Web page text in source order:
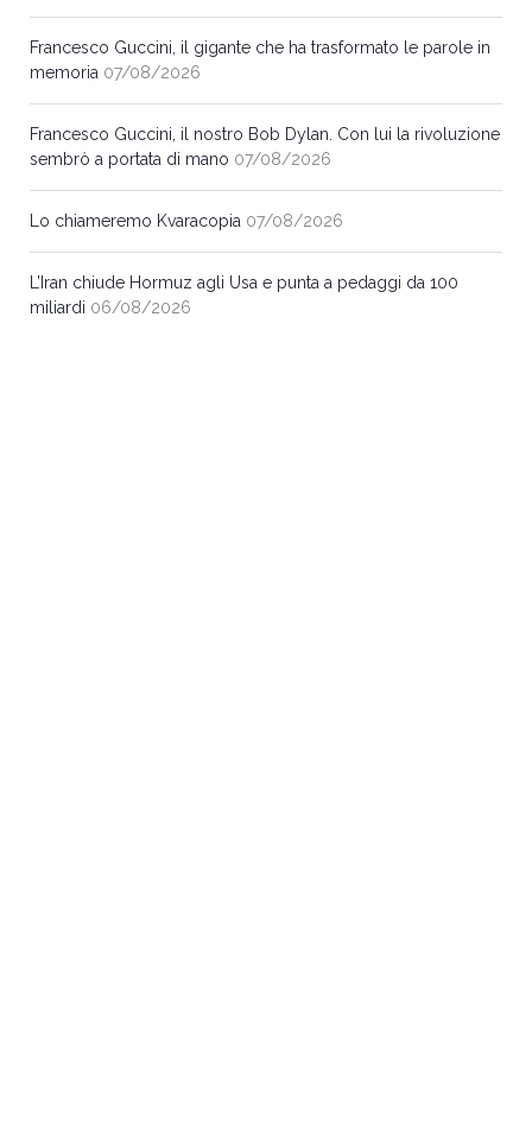
Francesco Guccini, il gigante che ha trasformato le parole in
memoria 07/08/2026
Francesco Guccini, il nostro Bob Dylan. Con lui la rivoluzione
sembrò a portata di mano 07/08/2026
Lo chiameremo Kvaracopia 07/08/2026
L’Iran chiude Hormuz agli Usa e punta a pedaggi da 100
miliardi 06/08/2026